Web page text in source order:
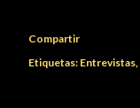
Compartir
Etiquetas: Entrevistas